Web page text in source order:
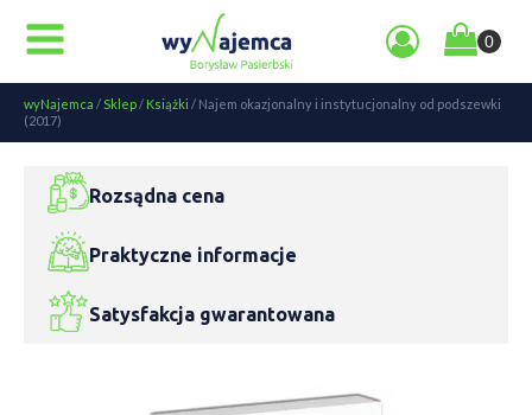
wyNajemca / Sklep/ Książki / Najem okazjonalny i instytucjonalny od podszewki
(2017)
Rozsądna cena
Praktyczne informacje
Satysfakcja gwarantowana